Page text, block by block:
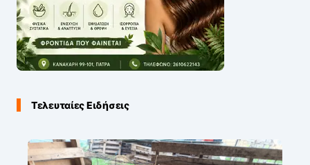
Τελευταίες Ειδήσεις